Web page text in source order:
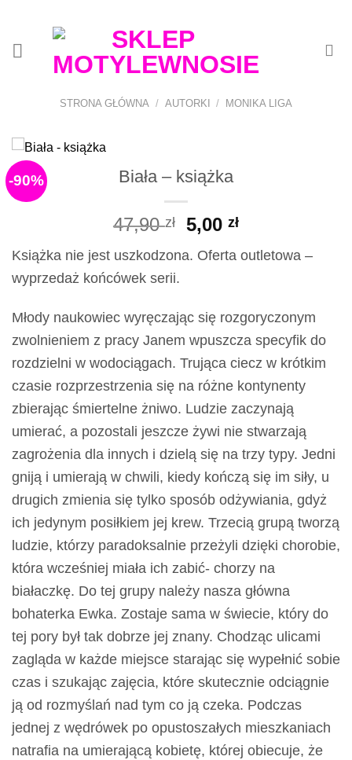
zawartości
STRONA GŁÓWNA / AUTORKI / MONIKA LIGA
-90% Biała – książka
47,90zł
Pierwotna
wynosiła:
5,00złAktualna
wynosi:
Książka nie jest uszkodzona. Oferta outletowa –
wyprzedaż końcówek serii.
Młody naukowiec wyręczając się rozgoryczonym
zwolnieniem z pracy Janem wpuszcza specyfik do
rozdzielni w wodociągach. Trująca ciecz w krótkim
czasie rozprzestrzenia się na różne kontynenty
zbierając śmiertelne żniwo. Ludzie zaczynają
umierać, a pozostali jeszcze żywi nie stwarzają
zagrożenia dla innych i dzielą się na trzy typy. Jedni
gniją i umierają w chwili, kiedy kończą się im siły, u
drugich zmienia się tylko sposób odżywiania, gdyż
ich jedynym posiłkiem jej krew. Trzecią grupą tworzą
ludzie, którzy paradoksalnie przeżyli dzięki chorobie,
która wcześniej miała ich zabić- chorzy na
białaczkę. Do tej grupy należy nasza główna
bohaterka Ewka. Zostaje sama w świecie, który do
tej pory był tak dobrze jej znany. Chodząc ulicami
zagląda w każde miejsce starając się wypełnić sobie
czas i szukając zajęcia, które skutecznie odciągnie
ją od rozmyślań nad tym co ją czeka. Podczas
jednej z wędrówek po opustoszałych mieszkaniach
natrafia na umierającą kobietę, której obiecuje, że